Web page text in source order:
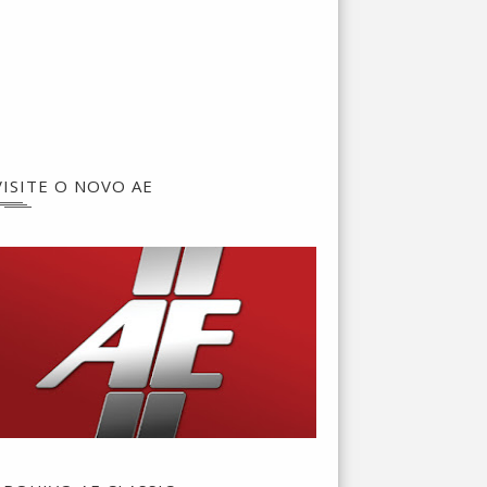
O NOVO AE